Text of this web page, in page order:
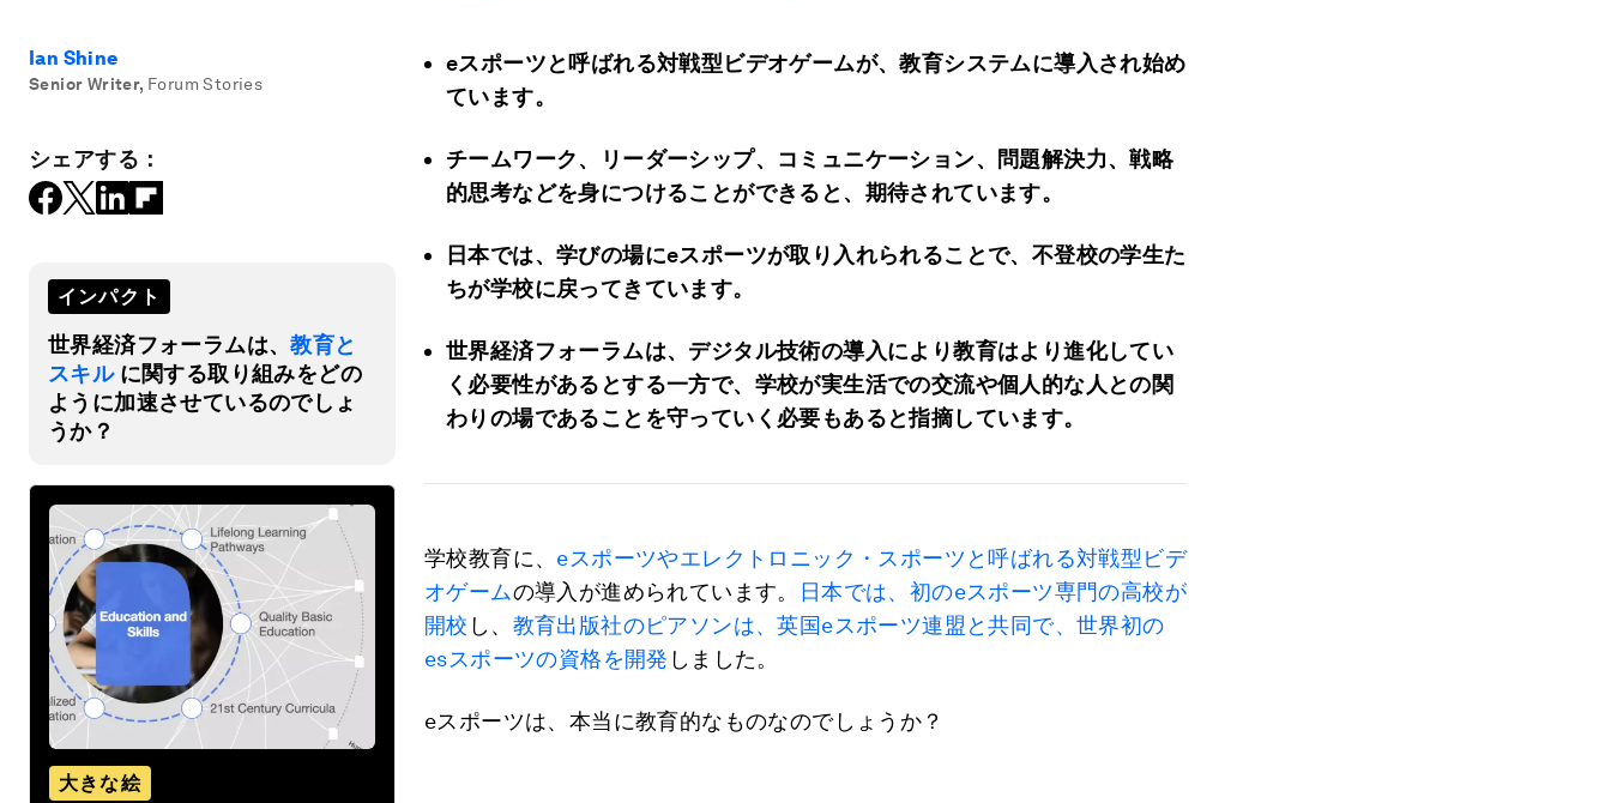
Ian Shine
Senior Writer, Forum Stories
シェアする：
インパクト
世界経済フォーラムは、教育と
スキル に関する取り組みをどの
ように加速させているのでしょ
うか？
大きな絵
eスポーツと呼ばれる対戦型ビデオゲームが、教育システムに導入され始め
ています。
チームワーク、リーダーシップ、コミュニケーション、問題解決力、戦略
的思考などを身につけることができると、期待されています。
日本では、学びの場にeスポーツが取り入れられることで、不登校の学生た
ちが学校に戻ってきています。
世界経済フォーラムは、デジタル技術の導入により教育はより進化してい
く必要性があるとする一方で、学校が実生活での交流や個人的な人との関
わりの場であることを守っていく必要もあると指摘しています。
学校教育に、 eスポーツやエレクトロニック・スポーツと呼ばれる対戦型ビデ
オゲームの導入が進められています。
日本では、初のeスポーツ専門の高校が
開校 し、 教育出版社のピアソンは、英国eスポーツ連盟と共同で、世界初の
esスポーツの資格を開発 しました。
eスポーツは、本当に教育的なものなのでしょうか？